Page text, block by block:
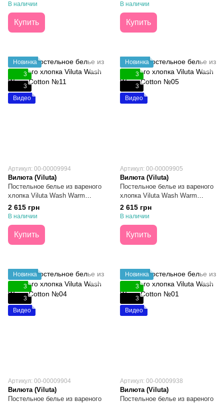
В наличии
Купить
В наличии
Купить
Новинка
3
3
Видео
Артикул: 00-00009994
Вилюта (Viluta)
Постельное белье из вареного
хлопка Viluta Wash Warm
Cotton №11 Семейное
2 615 грн
В наличии
Купить
Новинка
3
3
Видео
Артикул: 00-00009905
Вилюта (Viluta)
Постельное белье из вареного
хлопка Viluta Wash Warm
Cotton №05 Семейное
2 615 грн
В наличии
Купить
Новинка
3
3
Видео
Артикул: 00-00009904
Вилюта (Viluta)
Постельное белье из вареного
Новинка
3
3
Видео
Артикул: 00-00009938
Вилюта (Viluta)
Постельное белье из вареного